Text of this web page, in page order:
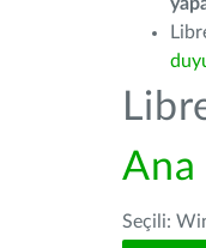
Ana
Seçili: